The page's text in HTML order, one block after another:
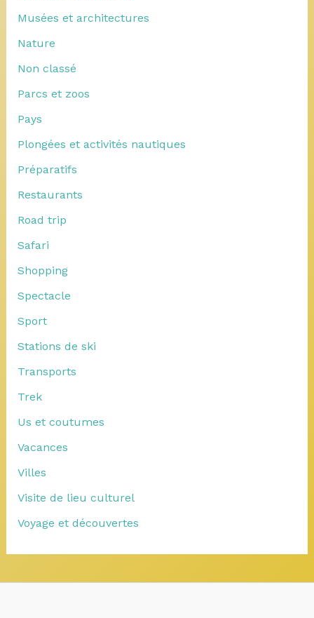
Musées et architectures
Nature
Non classé
Parcs et zoos
Pays
Plongées et activités nautiques
Préparatifs
Restaurants
Road trip
Safari
Shopping
Spectacle
Sport
Stations de ski
Transports
Trek
Us et coutumes
Vacances
Villes
Visite de lieu culturel
Voyage et découvertes